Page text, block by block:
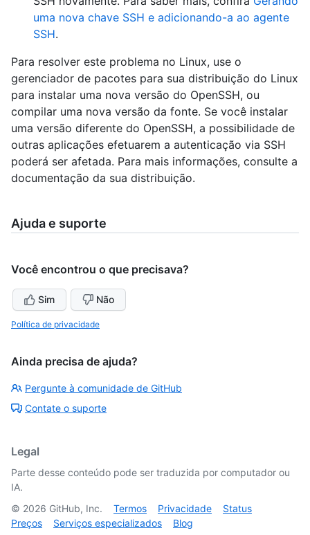
uma nova chave SSH e adicionando-a ao agente
SSH.
Para resolver este problema no Linux, use o
gerenciador de pacotes para sua distribuição do Linux
para instalar uma nova versão do OpenSSH, ou
compilar uma nova versão da fonte. Se você instalar
uma versão diferente do OpenSSH, a possibilidade de
outras aplicações efetuarem a autenticação via SSH
poderá ser afetada. Para mais informações, consulte a
documentação da sua distribuição.
Ajuda e suporte
Você encontrou o que precisava?
Sim Não
Política de privacidade
Ainda precisa de ajuda?
Pergunte à comunidade de GitHub
Contate o suporte
Legal
Parte desse conteúdo pode ser traduzida por computador ou
IA.
© 2026 GitHub, Inc. Termos Privacidade
Status
Preços
Serviços especializados Blog